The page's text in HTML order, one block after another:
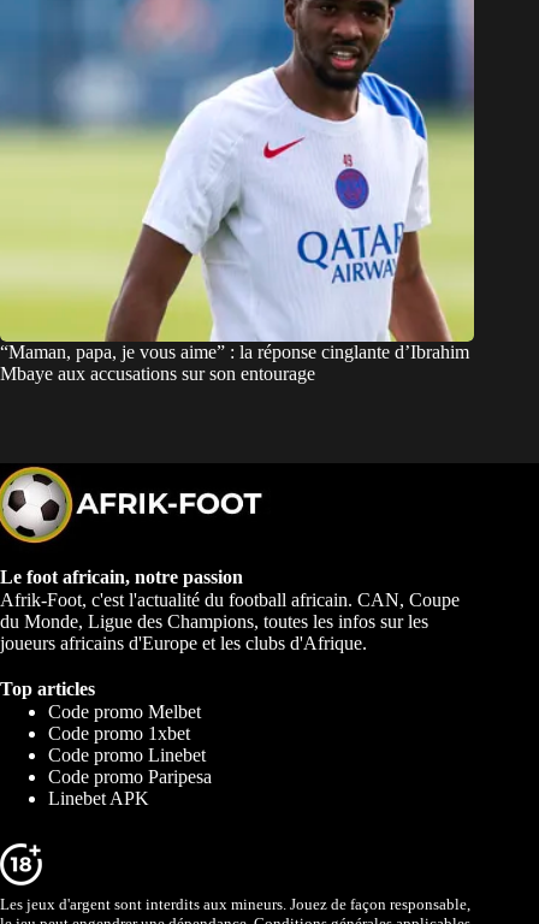
“Maman, papa, je vous aime” : la réponse cinglante d’Ibrahim
Mbaye aux accusations sur son entourage
Le foot africain, notre passion
Afrik-Foot, c'est l'actualité du football africain. CAN, Coupe
du Monde, Ligue des Champions, toutes les infos sur les
joueurs africains d'Europe et les clubs d'Afrique.
Top articles
Code promo Melbet
Code promo 1xbet
Code promo Linebet
Code promo Paripesa
Linebet APK
Les jeux d'argent sont interdits aux mineurs. Jouez de façon responsable,